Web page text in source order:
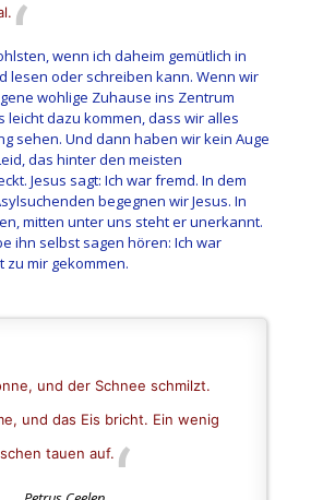
wenn ich daheim gemütlich in
lesen oder schreiben kann. Wenn wir
wohlige Zuhause ins Zentrum
leicht dazu kommen, dass wir alles
sehen. Und dann haben wir kein Auge
das hinter den meisten
Jesus sagt: Ich war fremd. In dem
begegnen wir Jesus. In
mitten unter uns steht er unerkannt.
ihn selbst sagen hören: Ich war
zu mir gekommen.
und der Schnee schmilzt.
und das Eis bricht. Ein wenig
tauen auf.